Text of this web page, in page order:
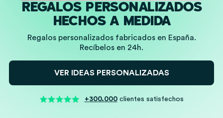
REGALOS PERSONALIZADOS
HECHOS A MEDIDA
Regalos personalizados fabricados en España.
Recíbelos en 24h.
VER IDEAS PERSONALIZADAS
+300.000clientes satisfechos